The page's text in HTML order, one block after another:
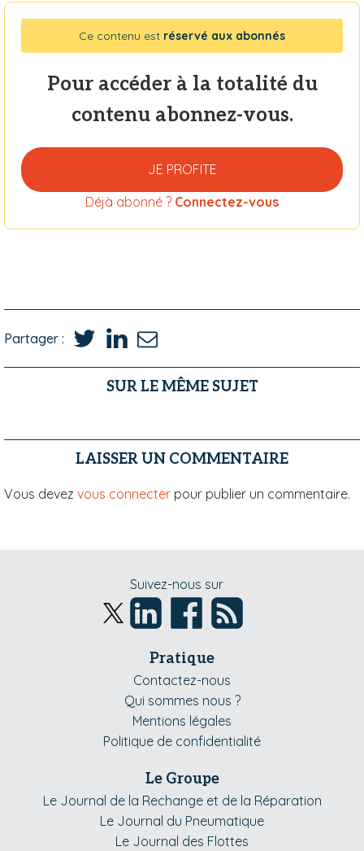
Ce contenu est réservé aux abonnés
Pour accéder à la totalité du
contenu abonnez-vous.
JE PROFITE
Déjà abonné ? Connectez-vous
Partager :
SUR LE MÊME SUJET
LAISSER UN COMMENTAIRE
Vous devez vous connecter pour publier un commentaire.
Suivez-nous sur
Pratique
Contactez-nous
Qui sommes nous ?
Mentions légales
Politique de confidentialité
Le Groupe
Le Journal de la Rechange et de la Réparation
Le Journal du Pneumatique
Le Journal des Flottes